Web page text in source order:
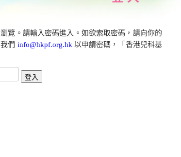
覽。請輸入密碼進入。如欲索取密碼，請向你的
們 info@hkpf.org.hk 以申請密碼，「香港兒科基